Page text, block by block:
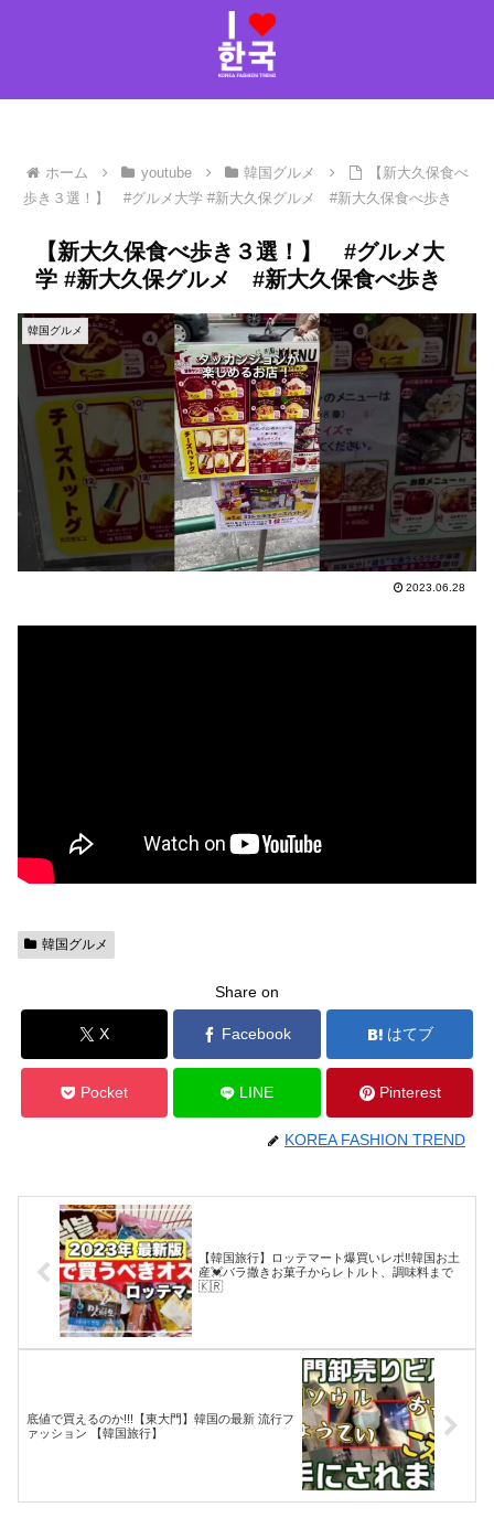
ホーム youtube 韓国グルメ
【新大久保食べ
歩き３選！】 #グルメ大学 #新大久保グルメ #新大久保食べ歩き
【新大久保食べ歩き３選！】 #グルメ大
学 #新大久保グルメ #新大久保食べ歩き
韓国グルメ
2023.06.28
韓国グルメ
Share on
X Facebook はてブ
Pocket LINE Pinterest
KOREA FASHION TREND
【韓国旅行】ロッテマート爆買いレポ‼️韓国お土
産💓バラ撒きお菓子からレトルト、調味料まで
🇰🇷
底値で買えるのか!!!【東大門】韓国の最新 流行フ
ァッション 【韓国旅行】